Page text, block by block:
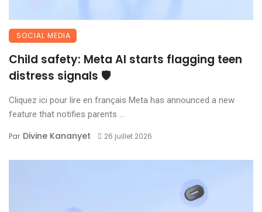
SOCIAL MEDIA
Child safety: Meta AI starts flagging teen
distress signals 🛡️
Cliquez ici pour lire en français Meta has announced a new
feature that notifies parents ...
Par Divine Kananyet 26 juillet 2026